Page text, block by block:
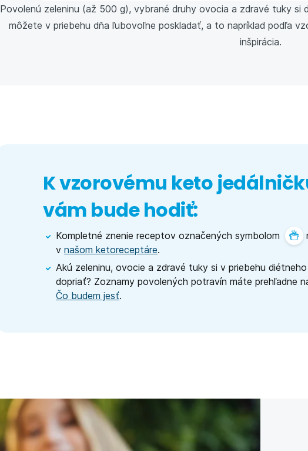
Povolenú zeleninu (až 500 g), vybrané druhy ovocia a zdravé tuky si
môžete v priebehu dňa ľubovoľne poskladať, a to napríklad podľa
inšpirácia.
K vzorovému keto
vám bude hodiť:
Kompletné znenie receptov označených symbolom
v našom ketoreceptáre.
Akú zeleninu, ovocie a zdravé tuky si v priebehu diétneho
dopriať? Zoznamy povolených potravín máte prehľadne
Čo budem jesť.